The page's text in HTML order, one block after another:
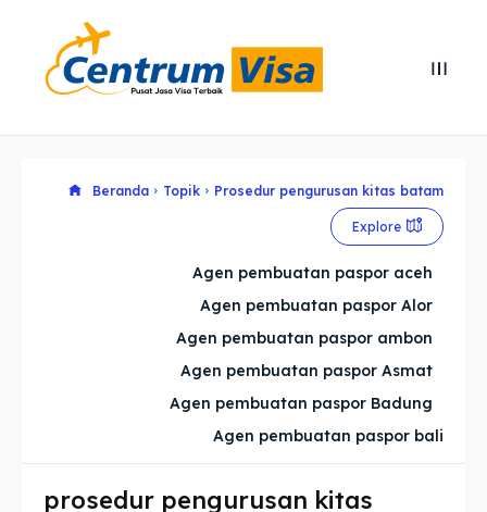
Cari
Cari
Explore our destinations
Explore our destinations
Beranda Topik Prosedur pengurusan kitas batam
Explore
Agen pembuatan paspor aceh
Agen pembuatan paspor Alor
Agen pembuatan paspor ambon
Agen pembuatan paspor Asmat
Agen pembuatan paspor Badung
Agen pembuatan paspor bali
prosedur pengurusan kitas